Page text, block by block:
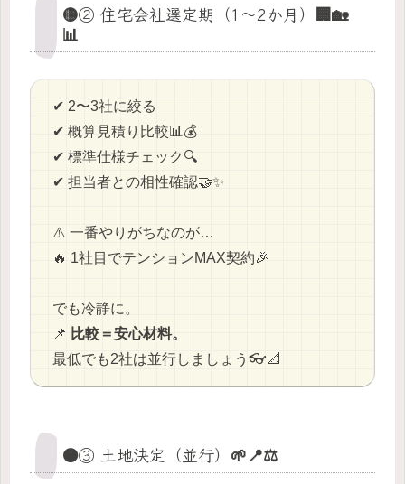
🟡② 住宅会社選定期（1〜2か月）🏢🏡
📊
✔ 2〜3社に絞る
✔ 概算見積り比較📊💰
✔ 標準仕様チェック🔍
✔ 担当者との相性確認🤝✨
⚠️ 一番やりがちなのが…
🔥 1社目でテンションMAX契約🎉
でも冷静に。
📌 比較＝安心材料。
最低でも2社は並行しましょう👓📐
🟠③ 土地決定（並行）🌱📍⚖️